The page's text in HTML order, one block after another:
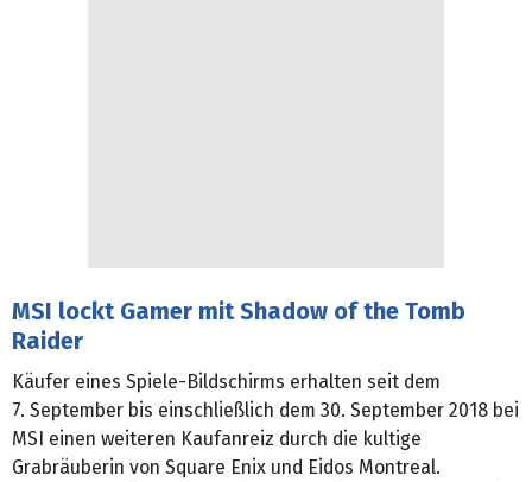
MSI lockt Gamer mit Shadow of the Tomb
Raider
Käufer eines Spiele-Bildschirms erhalten seit dem
7. September bis einschließlich dem 30. September 2018 bei
MSI einen weiteren Kaufanreiz durch die kultige
Grabräuberin von Square Enix und Eidos Montreal.